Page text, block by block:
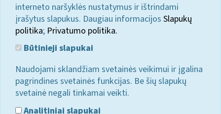
interneto naršyklės nustatymus ir ištrindami
įrašytus slapukus. Daugiau informacijos Slapukų
politika; Privatumo politika.
Būtinieji slapukai
Naudojami sklandžiam svetainės veikimui ir įgalina
pagrindines svetainės funkcijas. Be šių slapukų
svetainė negali tinkamai veikti.
Analitiniai slapukai